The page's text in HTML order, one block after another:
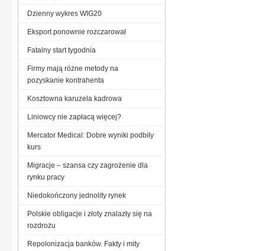
Dzienny wykres WIG20
Eksport ponownie rozczarował
Fatalny start tygodnia
Firmy mają różne metody na
pozyskanie kontrahenta
Kosztowna karuzela kadrowa
Liniowcy nie zapłacą więcej?
Mercator Medical: Dobre wyniki podbiły
kurs
Migracje – szansa czy zagrożenie dla
rynku pracy
Niedokończony jednolity rynek
Polskie obligacje i złoty znalazły się na
rozdrożu
Repolonizacja banków. Fakty i mity